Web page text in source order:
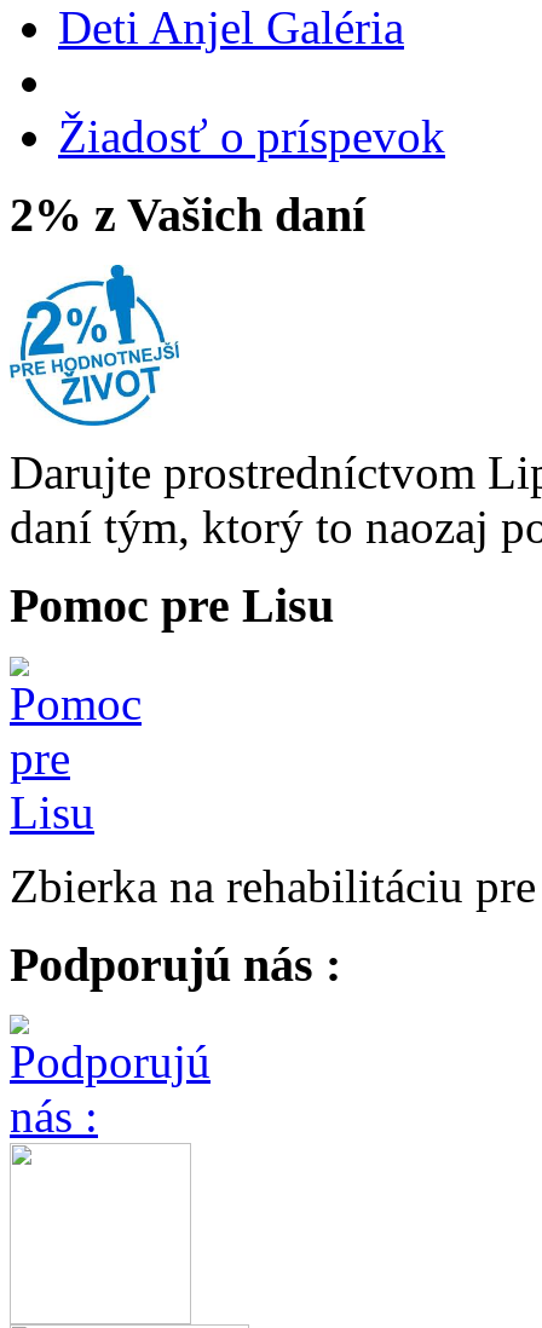
Deti Anjel Galéria
Žiadosť o príspevok
2% z Vašich daní
Darujte prostredníctvom
daní tým, ktorý to naozaj
Pomoc pre Lisu
Zbierka na rehabilitáciu
Podporujú nás :